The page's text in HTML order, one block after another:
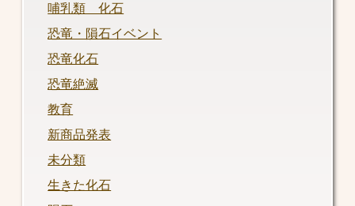
哺乳類 化石
恐竜・隕石イベント
恐竜化石
恐竜絶滅
教育
新商品発表
未分類
生きた化石